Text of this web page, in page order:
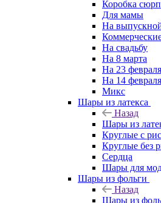
Коробка
Для мамы
На
На свадьбу
На 8 марта
На 23 февраля
На 14 февраля
Микс
Шары из латекса
Назад
Шары из
Круглые с
Круглые без
Сердца
Шары для
Шары из фольги
Назад
Шары из